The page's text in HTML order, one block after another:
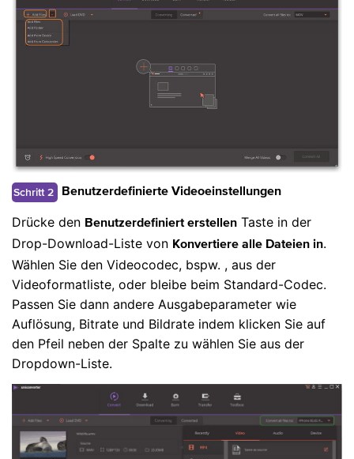
Schritt 2 Benutzerdefinierte Videoeinstellungen
Drücke den Benutzerdefiniert erstellen Taste in der
Drop-Download-Liste von Konvertiere alle Dateien in.
Wählen Sie den Videocodec, bspw. , aus der
Videoformatliste, oder bleibe beim Standard-Codec.
Passen Sie dann andere Ausgabeparameter wie
Auflösung, Bitrate und Bildrate indem klicken Sie auf
den Pfeil neben der Spalte zu wählen Sie aus der
Dropdown-Liste.